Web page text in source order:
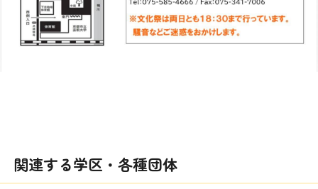
関連する学区・各種団体